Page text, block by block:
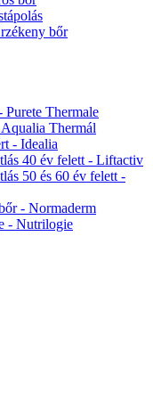
bőr
Purete Thermale
Thermál
- Idealia
40 év felett - Liftactiv
50 és 60 év felett -
- Normaderm
- Nutrilogie